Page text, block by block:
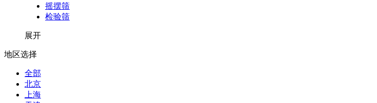
摇摆筛
检验筛
展开
地区选择
全部
北京
上海